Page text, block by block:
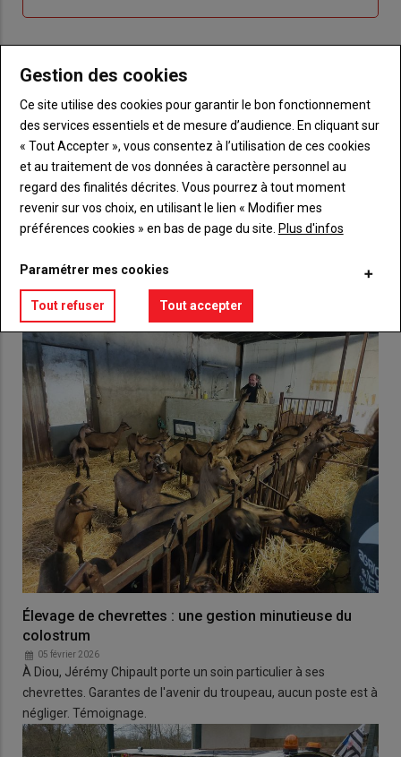
de
me
Sous-
Vous n'êtes pas abonné(e)
TITRE CRÉEZ UN COMPTE
BodyChoisissez votre formule et créez votre
compte pour accéder à tout {nom-site}.
Lien Créez un compte
VOUS AIMEREZ AUSSI
Élevage de chevrettes : une gestion minutieuse du
colostrum
05 février 2026
À Diou, Jérémy Chipault porte un soin particulier à ses
chevrettes. Garantes de l'avenir du troupeau, aucun poste est à
négliger. Témoignage.
Gestion des cookies
Ce site utilise des cookies pour garantir le bon fonctionnement
des services essentiels et de mesure d’audience. En cliquant sur
« Tout Accepter », vous consentez à l’utilisation de ces cookies
et au traitement de vos données à caractère personnel au
regard des finalités décrites. Vous pourrez à tout moment
revenir sur vos choix, en utilisant le lien « Modifier mes
préférences cookies » en bas de page du site. Plus d'infos
Paramétrer mes cookies
Tout refuser Tout accepter